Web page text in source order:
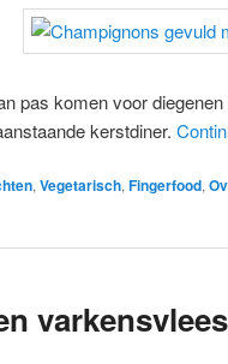
pas komen voor diegenen
kerstdiner.
, Vegetarisch, Fingerfood,
varkensvlees